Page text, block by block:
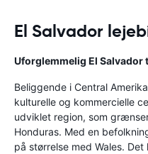
El Salvador
Uforglemmelig El Salvador
Beliggende i Central
kulturelle og kommercielle
udviklet region, som
Honduras. Med en
på størrelse med Wales.